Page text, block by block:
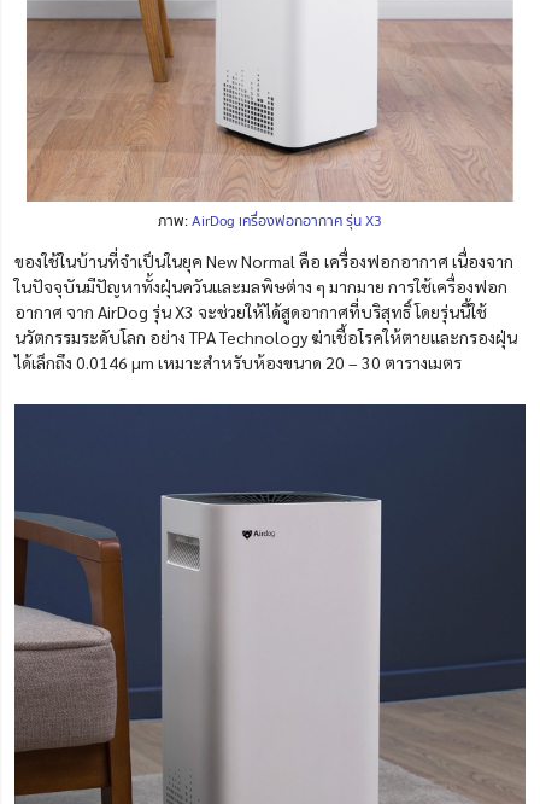
ภาพ:AirDog เครื่องฟอกอากาศ รุ่น X3
ของใช้ในบ้านที่จำเป็นในยุค New Normal คือ เครื่องฟอกอากาศ เนื่องจาก
ในปัจจุบันมีปัญหาทั้งฝุ่นควันและมลพิษต่าง ๆ มากมาย การใช้เครื่องฟอก
อากาศ จาก AirDog รุ่น X3 จะช่วยให้ได้สูดอากาศที่บริสุทธิ์ โดยรุ่นนี้ใช้
นวัตกรรมระดับโลก อย่าง TPA Technology ฆ่าเชื้อโรคให้ตายและกรองฝุ่น
ได้เล็กถึง 0.0146 µm เหมาะสำหรับห้องขนาด 20 – 30 ตารางเมตร